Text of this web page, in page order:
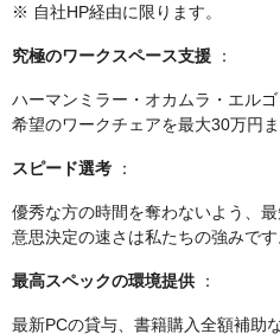
※ 自社HP経由に限ります。
究極のワークスペース支援 ：
ハーマンミラー・オカムラ・エルゴ
希望のワークチェアを最大30万円ま
スピード選考 ：
優秀な方の時間を奪わないよう、最
意思決定の速さは私たちの強みです
最高スペックの環境提供 ：
最新PCの貸与、書籍購入全額補助な